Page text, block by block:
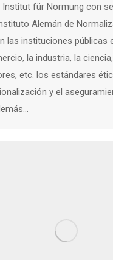
für Normung con
Alemán de
las instituciones públicas
la industria, la
etc. los estándares
y el